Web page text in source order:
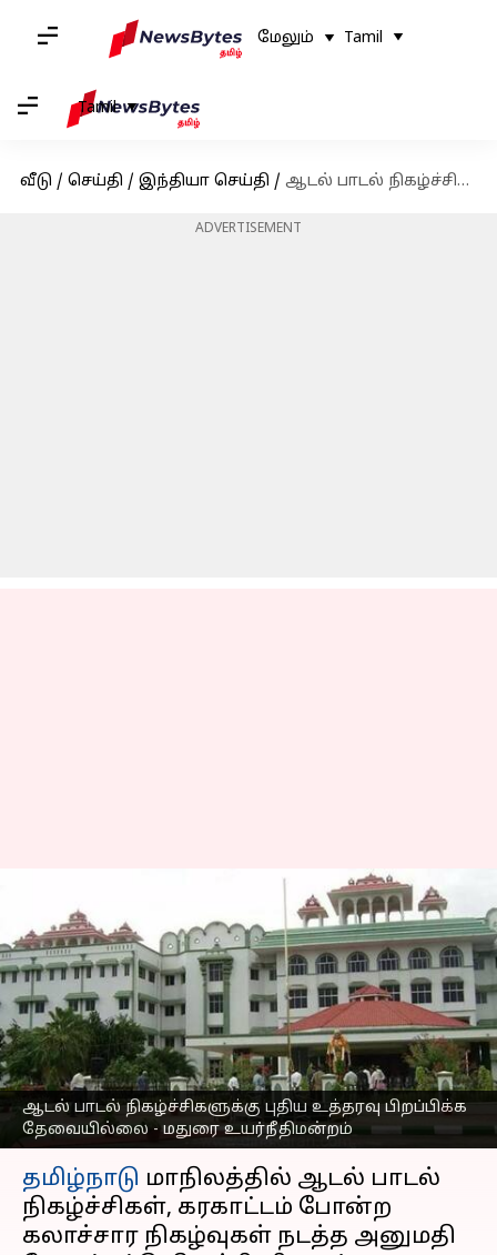
மேலும் Tamil
Tamil
வீடு / செய்தி / இந்தியா செய்தி / ஆடல் பாடல் நிகழ்ச்சிகளுக்கு புதிய உத்தரவு பிறப்பிக்க தேவையில்லை - மதுரை உயர்நீதிமன்றம்
ADVERTISEMENT
ஆடல் பாடல் நிகழ்ச்சிகளுக்கு புதிய உத்தரவு பிறப்பிக்க
தேவையில்லை - மதுரை உயர்நீதிமன்றம்
நிகழ்ச்சிகளுக்கு புதிய
உத்தரவு பிறப்பிக்க
தேவையில்லை - மதுரை
உயர்நீதிமன்றம்
எழுதியவர் Nivetha P Jun 01, 2023 07:13 pm
செய்தி முன்னோட்டம்
தமிழ்நாடு மாநிலத்தில் ஆடல் பாடல்
நிகழ்ச்சிகள், கரகாட்டம் போன்ற
கலாச்சார நிகழ்வுகள் நடத்த அனுமதி